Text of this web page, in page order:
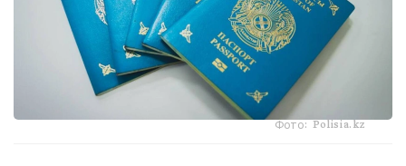
Фото: Polisia.kz